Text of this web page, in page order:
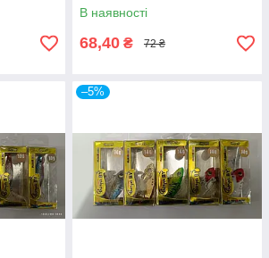
В наявності
68,40 ₴ 72 ₴
–5%